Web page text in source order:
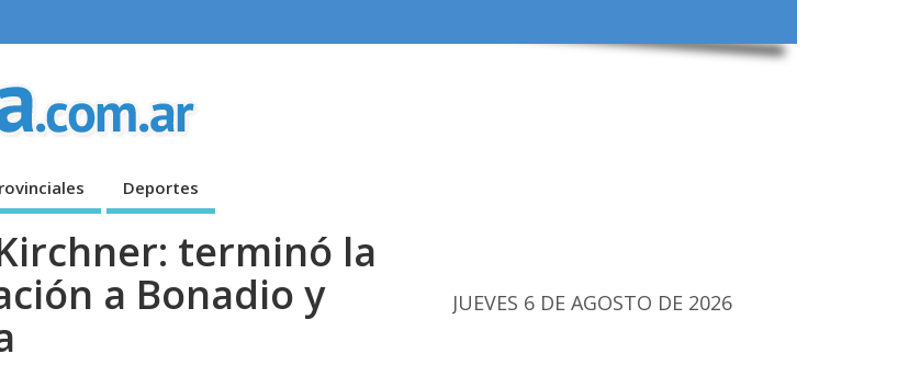
Deportes
terminó la
a Bonadio y JUEVES 6 DE AGOSTO DE 2026